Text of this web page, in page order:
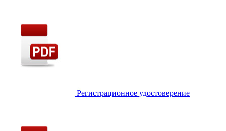
Регистрационное удостоверение